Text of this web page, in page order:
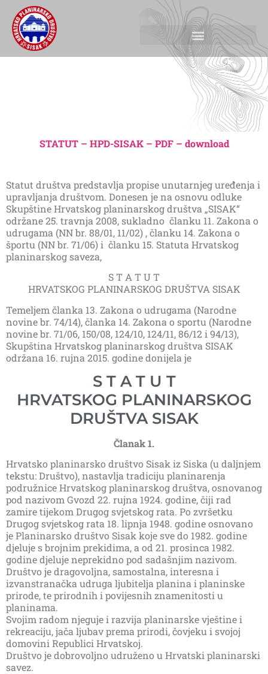
STATUT – HPD-SISAK – PDF – download
Statut društva predstavlja propise unutarnjeg uređenja i
upravljanja društvom. Donesen je na osnovu odluke
Skupštine Hrvatskog planinarskog društva „SISAK“
održane 25. travnja 2008, sukladno članku 11. Zakona o
udrugama (NN br. 88/01, 11/02) , članku 14. Zakona o
športu (NN br. 71/06) i članku 15. Statuta Hrvatskog
planinarskog saveza,
S T A T U T
HRVATSKOG PLANINARSKOG DRUŠTVA SISAK
Temeljem članka 13. Zakona o udrugama (Narodne
novine br. 74/14), članka 14. Zakona o sportu (Narodne
novine br. 71/06, 150/08, 124/10, 124/11, 86/12 i 94/13),
Skupština Hrvatskog planinarskog društva SISAK
održana 16. rujna 2015. godine donijela je
S T A T U T
HRVATSKOG PLANINARSKOG
DRUŠTVA SISAK
Članak 1.
Hrvatsko planinarsko društvo Sisak iz Siska (u daljnjem
tekstu: Društvo), nastavlja tradiciju planinarenja
podružnice Hrvatskog planinarskog društva, osnovanog
pod nazivom Gvozd 22. rujna 1924. godine, čiji rad
zamire tijekom Drugog svjetskog rata. Po zvršetku
Drugog svjetskog rata 18. lipnja 1948. godine osnovano
je Planinarsko društvo Sisak koje sve do 1982. godine
djeluje s brojnim prekidima, a od 21. prosinca 1982.
godine djeluje neprekidno pod sadašnjim nazivom.
Društvo je dragovoljna, samostalna, interesna i
izvanstranačka udruga ljubitelja planina i planinske
prirode, te prirodnih i povijesnih znamenitosti u
planinama.
Svojim radom njeguje i razvija planinarske vještine i
rekreaciju, jača ljubav prema prirodi, čovjeku i svojoj
domovini Republici Hrvatskoj.
Društvo je dobrovoljno udruženo u Hrvatski planinarski
savez.